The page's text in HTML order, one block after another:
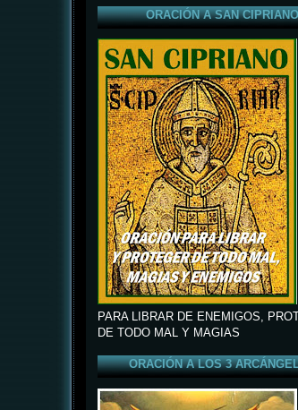
ORACIÓN A SAN CIPRIANO
PARA LIBRAR DE ENEMIGOS,
DE TODO MAL Y MAGIAS
ORACIÓN A LOS 3